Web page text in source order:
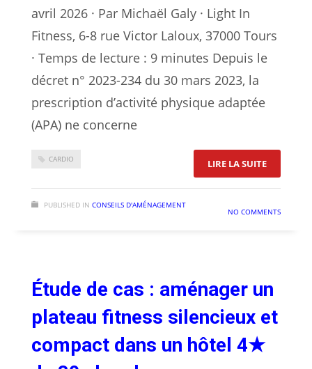
avril 2026 · Par Michaël Galy · Light In
Fitness, 6-8 rue Victor Laloux, 37000 Tours
· Temps de lecture : 9 minutes Depuis le
décret n° 2023-234 du 30 mars 2023, la
prescription d’activité physique adaptée
(APA) ne concerne
CARDIO LIRE LA SUITE: SPORT
PUBLISHED IN CONSEILS D'AMÉNAGEMENT
NO COMMENTS
Étude de cas : aménager un
plateau fitness silencieux et
compact dans un hôtel 4★